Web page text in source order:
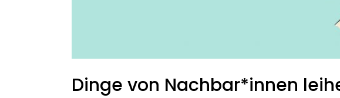
Dinge von Nachbar*innen